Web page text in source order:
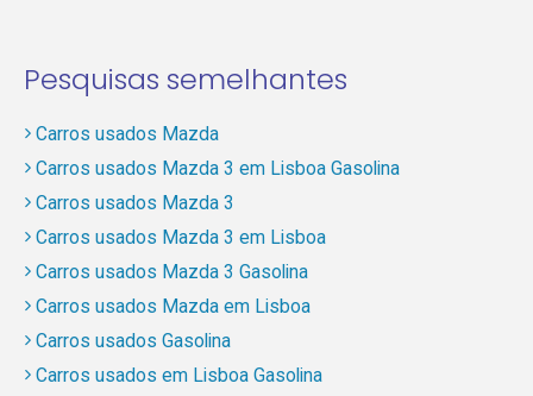
Pesquisas semelhantes
Carros usados Mazda
Carros usados Mazda 3 em Lisboa Gasolina
Carros usados Mazda 3
Carros usados Mazda 3 em Lisboa
Carros usados Mazda 3 Gasolina
Carros usados Mazda em Lisboa
Carros usados Gasolina
Carros usados em Lisboa Gasolina